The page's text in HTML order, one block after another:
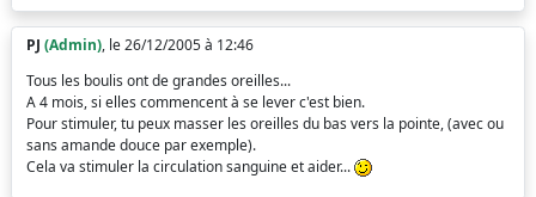
PJ (Admin), le 26/12/2005 à 12:46
Tous les boulis ont de grandes oreilles...
A 4 mois, si elles commencent à se lever c'est bien.
Pour stimuler, tu peux masser les oreilles du bas vers la pointe, (avec ou
sans amande douce par exemple).
Cela va stimuler la circulation sanguine et aider...